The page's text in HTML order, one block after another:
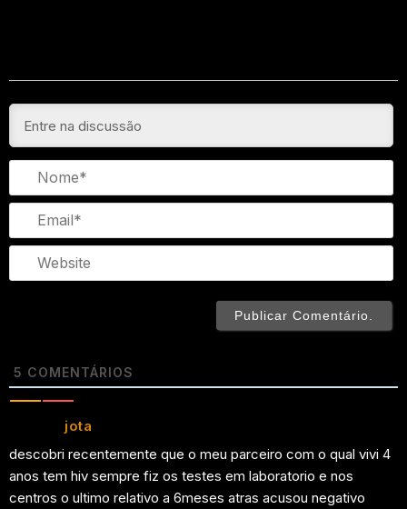
5 COMENTÁRIOS
jota
descobri recentemente que o meu parceiro com o qual vivi 4
anos tem hiv sempre fiz os testes em laboratorio e nos
centros o ultimo relativo a 6meses atras acusou negativo